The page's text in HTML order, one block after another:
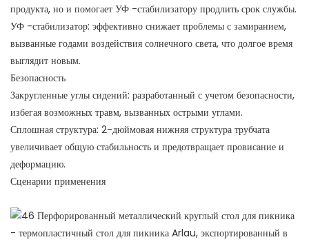
продукта, но и помогает УФ -стабилизатору продлить срок службы.
УФ -стабилизатор: эффективно снижает проблемы с замиранием,
вызванные годами воздействия солнечного света, что долгое время
выглядит новым.
Безопасность
Закругленные углы сидений: разработанный с учетом безопасности,
избегая возможных травм, вызванных острыми углами.
Сплошная структура: 2-дюймовая нижняя структура трубчата
увеличивает общую стабильность и предотвращает провисание и
деформацию.
Сценарии применения